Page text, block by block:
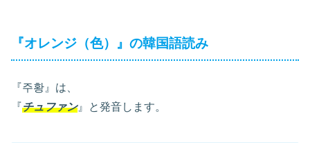
『オレンジ（色）』の韓国語読み
『주황』は、
『チュファン』と発音します。